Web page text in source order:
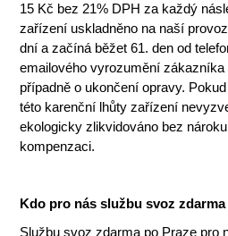
15 Kč bez 21% DPH za každý
zařízení uskladněno na naší
dní a začíná běžet 61. den od
emailového vyrozumění zákazníka
případně o ukončení opravy.
této karenční lhůty zařízení
ekologicky zlikvidováno bez
kompenzaci.
Kdo pro nás službu svoz
Službu svoz zdarma po Praze pro